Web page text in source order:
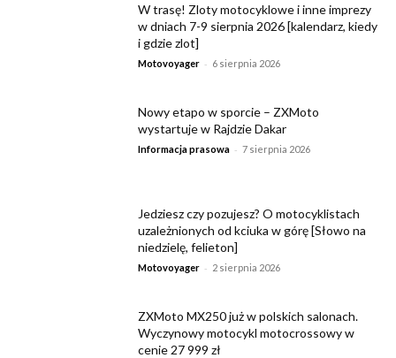
W trasę! Zloty motocyklowe i inne imprezy
w dniach 7-9 sierpnia 2026 [kalendarz, kiedy
i gdzie zlot]
Motovoyager - 6 sierpnia 2026
Nowy etapo w sporcie – ZXMoto
wystartuje w Rajdzie Dakar
Informacja prasowa - 7 sierpnia 2026
Jedziesz czy pozujesz? O motocyklistach
uzależnionych od kciuka w górę [Słowo na
niedzielę, felieton]
Motovoyager - 2 sierpnia 2026
ZXMoto MX250 już w polskich salonach.
Wyczynowy motocykl motocrossowy w
cenie 27 999 zł